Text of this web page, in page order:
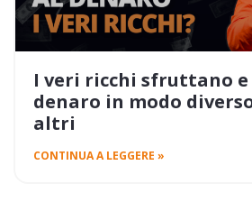
I veri ricchi sfruttano e
denaro in modo
altri
CONTINUA A LEGGERE »